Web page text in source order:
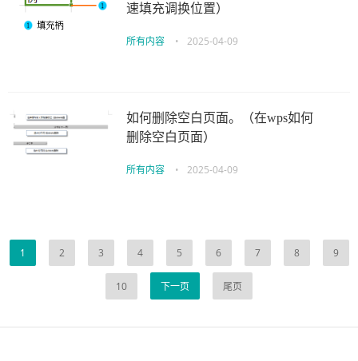
速填充调换位置）
所有内容 • 2025-04-09
如何删除空白页面。（在wps如何
删除空白页面）
所有内容 • 2025-04-09
1 2 3 4 5 6 7 8 9
10 下一页 尾页